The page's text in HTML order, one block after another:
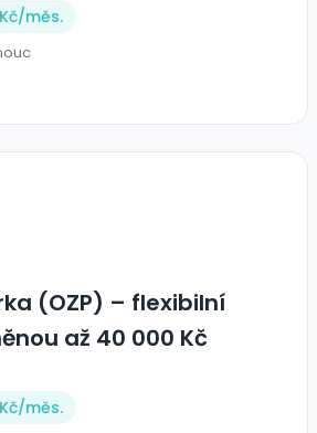
měs.
(OZP) – flexibilní
až 40 000 Kč
měs.